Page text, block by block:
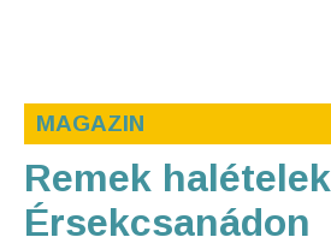
MAGAZIN
Remek halételek
Érsekcsanádon